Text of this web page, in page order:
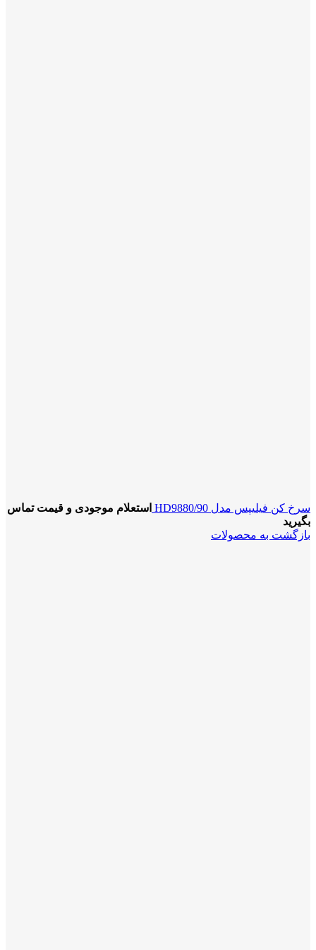
سرخ کن فیلیپس مدل 90/HD9880
استعلام موجودی و قیمت تماس
بگیرید
بازگشت به محصولات